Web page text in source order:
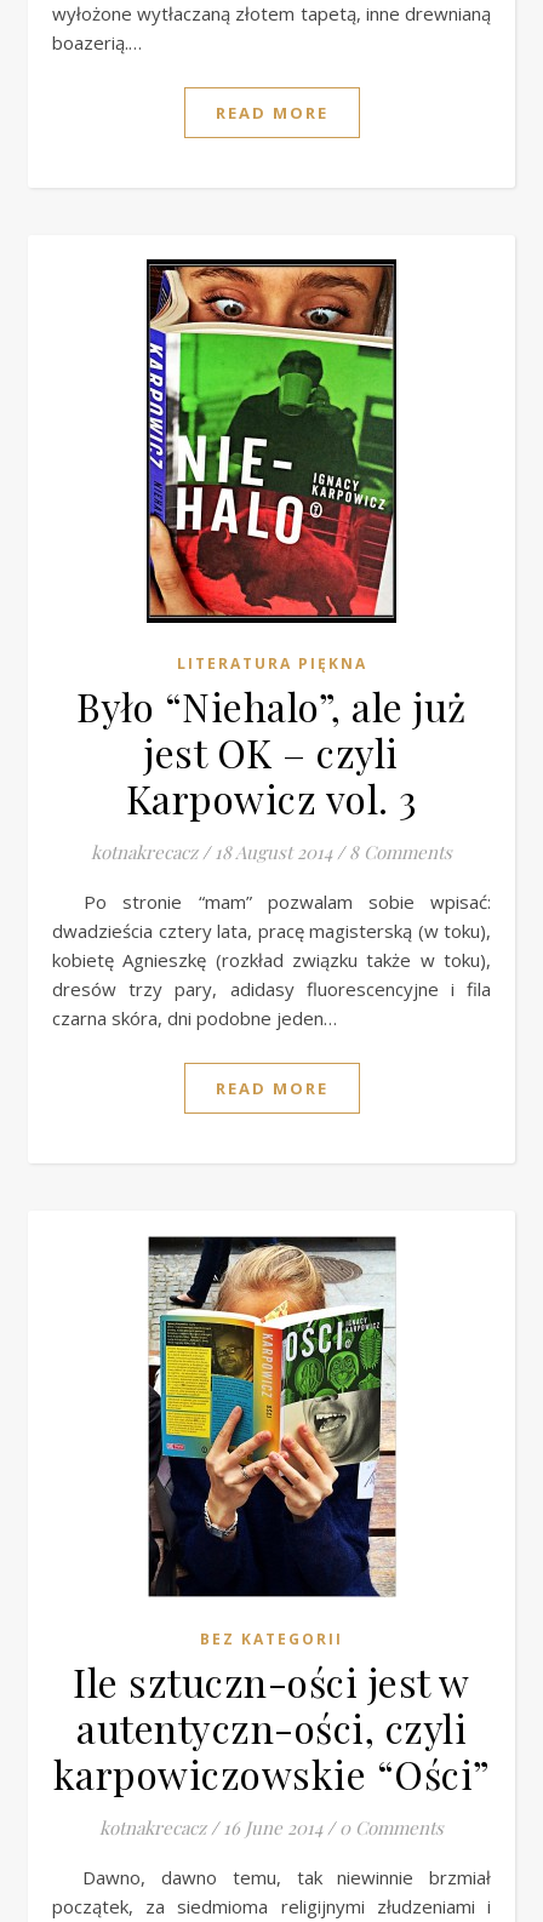
wyłożone wytłaczaną złotem tapetą, inne drewnianą
boazerią.…
READ MORE
LITERATURA PIĘKNA
Było “Niehalo”, ale już
jest OK – czyli
Karpowicz vol. 3
kotnakrecacz / 18 August 2014 / 8 Comments
Po stronie “mam” pozwalam sobie wpisać:
dwadzieścia cztery lata, pracę magisterską (w toku),
kobietę Agnieszkę (rozkład związku także w toku),
dresów trzy pary, adidasy fluorescencyjne i fila
czarna skóra, dni podobne jeden…
READ MORE
BEZ KATEGORII
Ile sztuczn-ości jest w
autentyczn-ości, czyli
karpowiczowskie “Ości”
kotnakrecacz / 16 June 2014 / 0 Comments
Dawno, dawno temu, tak niewinnie brzmiał
początek, za siedmioma religijnymi złudzeniami i